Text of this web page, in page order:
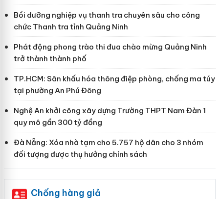
Bồi dưỡng nghiệp vụ thanh tra chuyên sâu cho công
chức Thanh tra tỉnh Quảng Ninh
Phát động phong trào thi đua chào mừng Quảng Ninh
trở thành thành phố
TP.HCM: Sân khấu hóa thông điệp phòng, chống ma túy
tại phường An Phú Đông
Nghệ An khởi công xây dựng Trường THPT Nam Đàn 1
quy mô gần 300 tỷ đồng
Đà Nẵng: Xóa nhà tạm cho 5.757 hộ dân cho 3 nhóm
đối tượng được thụ hưởng chính sách
Chống hàng giả